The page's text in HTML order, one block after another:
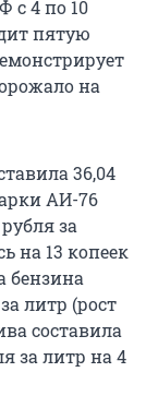
с 4 по 10
пятую
на
36,04
АИ-76
за
на 13 копеек
бензина
литр (рост
составила
за литр на 4